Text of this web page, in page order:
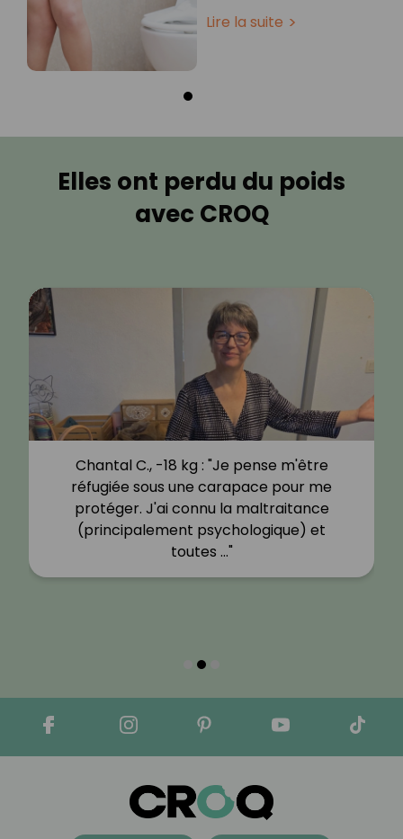
Lire la suite
Elles ont perdu du poids
avec CROQ
Chantal C., -18 kg : "Je pense m'être
réfugiée sous une carapace pour me
protéger. J'ai connu la maltraitance
(principalement psychologique) et
toutes …"